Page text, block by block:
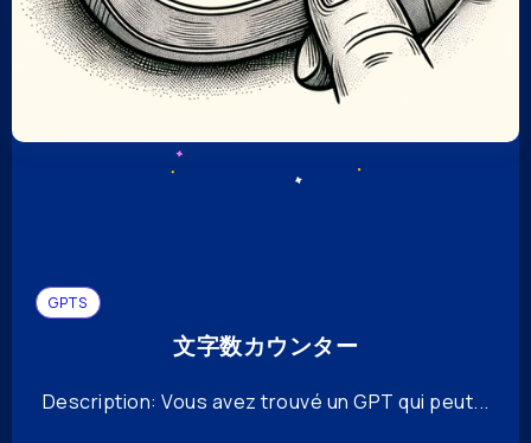
GPTS
文字数カウンター
Description: Vous avez trouvé un GPT qui peut...